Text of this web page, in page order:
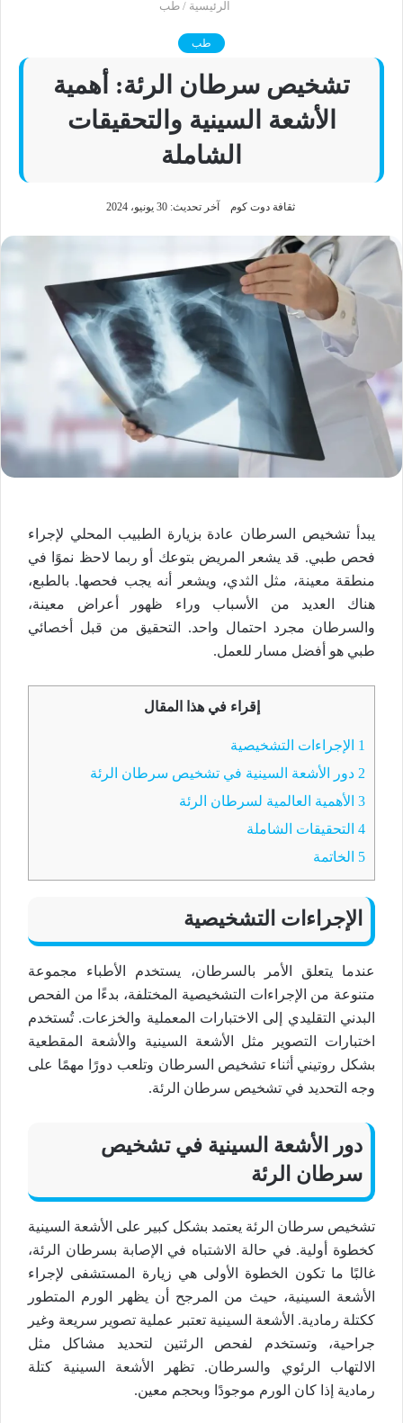
الرئيسية / طب
طب
تشخيص سرطان الرئة: أهمية
الأشعة السينية والتحقيقات
الشاملة
ثقافة دوت كوم آخر تحديث: 30 يونيو، 2024
يبدأ تشخيص السرطان عادة بزيارة الطبيب المحلي لإجراء
فحص طبي. قد يشعر المريض بتوعك أو ربما لاحظ نموًا في
منطقة معينة، مثل الثدي، ويشعر أنه يجب فحصها. بالطبع،
هناك العديد من الأسباب وراء ظهور أعراض معينة،
والسرطان مجرد احتمال واحد. التحقيق من قبل أخصائي
طبي هو أفضل مسار للعمل.
إقراء في هذا المقال
1 الإجراءات التشخيصية
2 دور الأشعة السينية في تشخيص سرطان الرئة
3 الأهمية العالمية لسرطان الرئة
4 التحقيقات الشاملة
5 الخاتمة
الإجراءات التشخيصية
عندما يتعلق الأمر بالسرطان، يستخدم الأطباء مجموعة
متنوعة من الإجراءات التشخيصية المختلفة، بدءًا من الفحص
البدني التقليدي إلى الاختبارات المعملية والخزعات. تُستخدم
اختبارات التصوير مثل الأشعة السينية والأشعة المقطعية
بشكل روتيني أثناء تشخيص السرطان وتلعب دورًا مهمًا على
وجه التحديد في تشخيص سرطان الرئة.
دور الأشعة السينية في تشخيص
سرطان الرئة
تشخيص سرطان الرئة يعتمد بشكل كبير على الأشعة السينية
كخطوة أولية. في حالة الاشتباه في الإصابة بسرطان الرئة،
غالبًا ما تكون الخطوة الأولى هي زيارة المستشفى لإجراء
الأشعة السينية، حيث من المرجح أن يظهر الورم المتطور
ككتلة رمادية. الأشعة السينية تعتبر عملية تصوير سريعة وغير
جراحية، وتستخدم لفحص الرئتين لتحديد مشاكل مثل
الالتهاب الرئوي والسرطان. تظهر الأشعة السينية كتلة
رمادية إذا كان الورم موجودًا وبحجم معين.